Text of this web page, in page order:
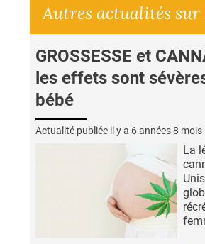
Autres actualités sur
GROSSESSE et
les effets sont
bébé
Actualité publiée il y a 6 années 8 mois
La